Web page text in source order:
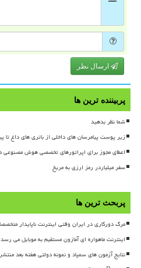
ارسال نظر
پربیننده ترین ها
شما نظر بدهید
زیر پوست پیامرسان های داخلی از باتری های داغ
اعطای مجوز برای اپراتورهای تخصصی هوش مصنوعی
سفر میلیاردر رمز ارزی به مریخ
پربحث ترین ها
مرگ دورکاری در ایران وقتی اینترنت ناپایدار
اینترنت ماهواره ای آمازون مستقیم به موبایل می رسد
نتایج آزمون های سمپاد و نمونه دولتی هفته بعد